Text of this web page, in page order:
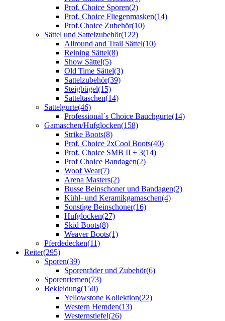
Prof. Choice Sporen(2)
Prof. Choice Fliegenmasken(14)
Prof.Choice Zubehör(10)
Sättel und Sattelzubehör(122)
Allround and Trail Sättel(10)
Reining Sättel(8)
Show Sättel(5)
Old Time Sättel(3)
Sattelzubehör(39)
Steigbügel(15)
Satteltaschen(14)
Sattelgurte(46)
Professional´s Choice Bauchgurte(14)
Gamaschen/Hufglocken(158)
Strike Boots(8)
Prof. Choice 2xCool Boots(40)
Prof. Choice SMB II + 3(14)
Prof Choice Bandagen(2)
Woof Wear(7)
Arena Masters(2)
Busse Beinschoner und Bandagen(2)
Kühl- und Keramikgamaschen(4)
Sonstige Beinschoner(16)
Hufglocken(27)
Skid Boots(8)
Weaver Boots(1)
Pferdedecken(11)
Reiter(295)
Sporen(39)
Sporenräder und Zubehör(6)
Sporenriemen(73)
Bekleidung(150)
Yellowstone Kollektion(22)
Western Hemden(13)
Westernstiefel(26)